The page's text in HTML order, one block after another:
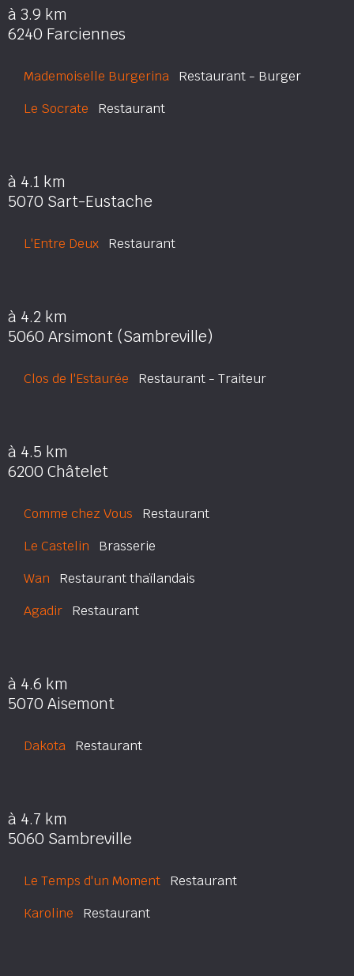
à 3.9 km
6240 Farciennes
Mademoiselle Burgerina Restaurant - Burger
Le Socrate Restaurant
à 4.1 km
5070 Sart-Eustache
L'Entre Deux Restaurant
à 4.2 km
5060 Arsimont (Sambreville)
Clos de l'Estaurée Restaurant - Traiteur
à 4.5 km
6200 Châtelet
Comme chez Vous Restaurant
Le Castelin Brasserie
Wan Restaurant thaïlandais
Agadir Restaurant
à 4.6 km
5070 Aisemont
Dakota Restaurant
à 4.7 km
5060 Sambreville
Le Temps d'un Moment Restaurant
Karoline Restaurant